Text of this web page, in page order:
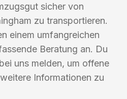
sicher von
zu transportieren.
einem umfangreichen
Beratung an. Du
uns melden, um offene
Informationen zu